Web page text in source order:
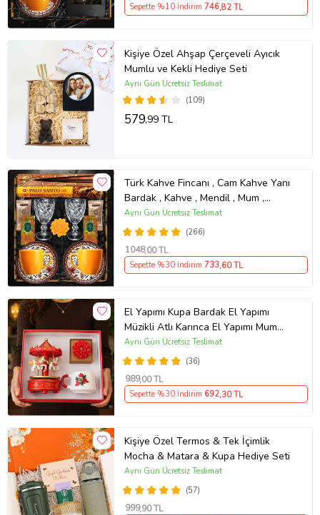
Sepette %10 İndirim 746,82 TL
Kişiye Özel Ahşap Çerçeveli Ayıcık
Mumlu ve Kekli Hediye Seti
(109)
Aynı Gün Ücretsiz Teslimat
579,99 TL
Türk Kahve Fincanı , Cam Kahve Yanı
Bardak , Kahve , Mendil , Mum ,
Tütsü Seti Kahvesever Hediye Seti
AYN34
(266)
Aynı Gün Ücretsiz Teslimat
1048,00 TL
Sepette %30 İndirim 733,60 TL
El Yapımı Kupa Bardak El Yapımı
Müzikli Atlı Karınca El Yapımı Mum
AYN34
(36)
Aynı Gün Ücretsiz Teslimat
989,00 TL
Sepette %30 İndirim 692,30 TL
Kişiye Özel Termos & Tek İçimlik
Mocha & Matara & Kupa Hediye Seti
(57)
Aynı Gün Ücretsiz Teslimat
999,90 TL